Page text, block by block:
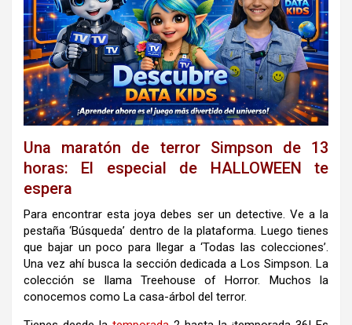
Una maratón de terror Simpson de 13
horas: El especial de HALLOWEEN te
espera
Para encontrar esta joya debes ser un detective. Ve a la
pestaña ‘Búsqueda’ dentro de la plataforma. Luego tienes
que bajar un poco para llegar a ‘Todas las colecciones’.
Una vez ahí busca la sección dedicada a Los Simpson. La
colección se llama Treehouse of Horror. Muchos la
conocemos como La casa-árbol del terror.